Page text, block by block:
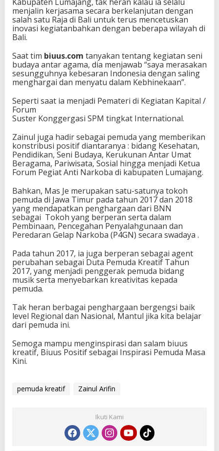
menjalin kerjasama secara berkelanjutan dengan
salah satu Raja di Bali untuk terus mencetuskan
inovasi kegiatanbahkan dengan beberapa wilayah di
Bali.
Saat tim biuus.com tanyakan tentang kegiatan seni
budaya antar agama, dia menjawab “saya merasakan
sesungguhnya kebesaran Indonesia dengan saling
menghargai dan menyatu dalam Kebhinekaan”.
Seperti saat ia menjadi Pemateri di Kegiatan Kapital /
Forum
Suster Konggergasi SPM tingkat International.
Zainul juga hadir sebagai pemuda yang memberikan
konstribusi positif diantaranya : bidang Kesehatan,
Pendidikan, Seni Budaya, Kerukunan Antar Umat
Beragama, Pariwisata, Sosial hingga menjadi Ketua
Forum Pegiat Anti Narkoba di kabupaten Lumajang.
Bahkan, Mas Je merupakan satu-satunya tokoh
pemuda di Jawa Timur pada tahun 2017 dan 2018
yang mendapatkan penghargaan dari BNN
sebagai Tokoh yang berperan serta dalam
Pembinaan, Pencegahan Penyalahgunaan dan
Peredaran Gelap Narkoba (P4GN) secara swadaya .
Pada tahun 2017, ia juga berperan sebagai agent
perubahan sebagai Duta Pemuda Kreatif Tahun
2017, yang menjadi penggerak pemuda bidang
musik serta menyebarkan kreativitas kepada
pemuda.
Tak heran berbagai penghargaan bergengsi baik
level Regional dan Nasional, Mantul jika kita belajar
dari pemuda ini.
Semoga mampu menginspirasi dan salam biuus
kreatif, Biuus Positif sebagai Inspirasi Pemuda Masa
Kini.
pemuda kreatif Zainul Arifin
Ikuti Kami